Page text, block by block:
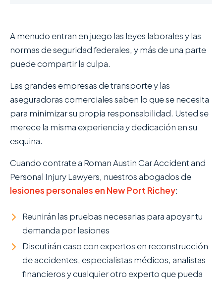
A menudo entran en juego las leyes laborales y las
normas de seguridad federales, y más de una parte
puede compartir la culpa.
Las grandes empresas de transporte y las
aseguradoras comerciales saben lo que se necesita
para minimizar su propia responsabilidad. Usted se
merece la misma experiencia y dedicación en su
esquina.
Cuando contrate a Roman Austin Car Accident and
Personal Injury Lawyers , nuestros abogados de
lesiones personales en New Port Richey:
Reunirán las pruebas necesarias para apoyar tu
demanda por lesiones
Discutirán caso con expertos en reconstrucción
de accidentes, especialistas médicos, analistas
financieros y cualquier otro experto que pueda